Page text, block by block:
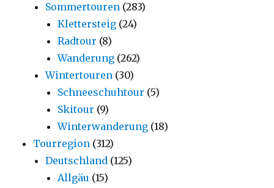
Sommertouren (283)
Klettersteig (24)
Radtour (8)
Wanderung (262)
Wintertouren (30)
Schneeschuhtour (5)
Skitour (9)
Winterwanderung (18)
Tourregion (312)
Deutschland (125)
Allgäu (15)